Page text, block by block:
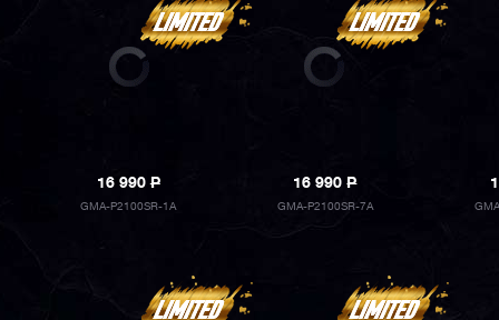
16 990P
GMA-P2100SR-1A
16 990P
GMA-P2100SR-7A